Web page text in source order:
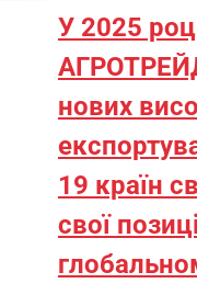
У 2025
нових
19 країн
свої